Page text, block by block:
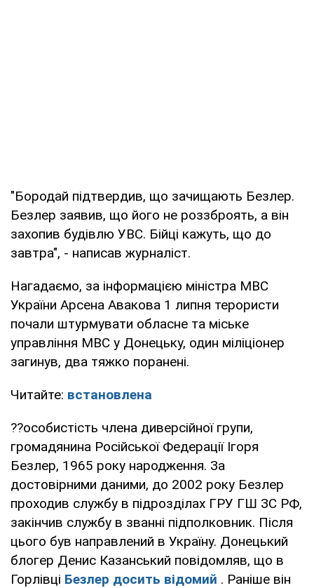
"Бородай підтвердив, що зачищають Безлер.
Безлер заявив, що його не роззброять, а він
захопив будівлю УВС. Бійці кажуть, що до
завтра", - написав журналіст.
Нагадаємо, за інформацією міністра МВС
України Арсена Авакова 1 липня терористи
почали штурмувати обласне та міське
управління МВС у Донецьку, один міліціонер
загинув, два тяжко поранені.
Читайте: встановлена
??особистість члена диверсійної групи,
громадянина Російської Федерації Ігоря
Безлер, 1965 року народження. За
достовірними даними, до 2002 року Безлер
проходив службу в підрозділах ГРУ ГШ ЗС РФ,
закінчив службу в званні підполковник. Після
цього був направлений в Україну. Донецький
блогер Денис Казанський повідомляв, що в
Горлівці Безлер досить відомий . Раніше він